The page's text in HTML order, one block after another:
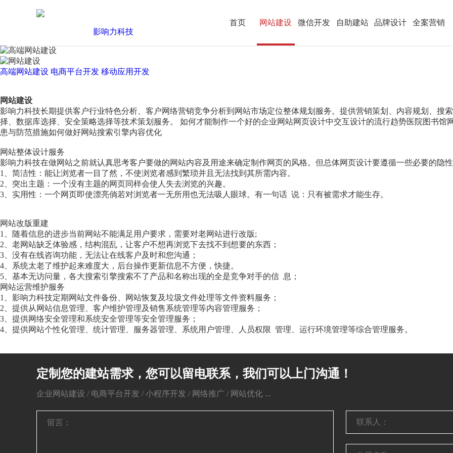
首页 网站建设 微信开发 自助建站 品牌设计 全案营销
高端网站建设 电商平台开发 移动应用开发
网站建设
影响力科技长期提供客户行业特色分析、客户网络营销竞争分析到网站市场定位整体规划服务。提供营销策划、内容规划、搜
择、数据库选择、安全策略选择等技术策划服务。 如何才能制作一个好的企业网站网页设计中交互设计的流行趋势医院图书
患与防范措施如何做好网站搜索引擎内容优化
网站整体设计服务
影响力科技在做网站之前就认真思考客户要做的网站内容及用途来确定制作网页的风格。但总体网页设计要遵循一些必要的隐
1、简洁性：能让浏览者一目了然，不使浏览者感到繁琐并且无法找到其所需内容。
2、突出主题：一个没有主题的网页同样会使人失去浏览的兴趣。
3、实用性：一个网页即使漂亮倘若对浏览者一无所用也无法吸人眼球。有一句话 说：只有被需求才能生存。
网站改版重建
1、随着信息的进步当前网站不能满足用户要求，需要对老网站进行改版;
2、老网站缺乏体验感，结构混乱，让客户不想再浏览下去找不到想要的东西；
3、没有在线咨询功能，无法让在线客户及时和您沟通；
4、系统太老了维护起来难度大，后台操作更新信息不方便，快捷。
5、基本无访问量，各大搜索引擎搜索不了产品和名称出现的全是竞争对手的信 息；
网站运营维护服务
1、影响力科技定期网站文件备份、网站恢复及垃圾文件处理等文件资料服务；
2、提供从网站信息管理、客户维护管理及销售系统管理等内容管理服务；
3、提供网络安全管理和系统安全管理等安全管理服务；
4、提供网站个性化管理、统计管理、服务器管理、系统用户管理、人员权限 管理、运行环境管理等综合管理服务。
定制您的建站需求，您可以留电联系，我们可以上门沟通！
企业网站建设 / 电商平台开发 / 小程序开发 / 网络推广 / 网站优化 ...